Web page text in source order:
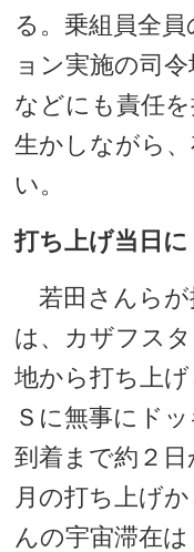
る。乗組員全
ョン実施の司
などにも責任
生かしながら
い。
打ち上げ当日
若田さんらが
は、カザフス
地から打ち上
Ｓに無事にド
到着まで約２
月の打ち上げ
んの宇宙滞在